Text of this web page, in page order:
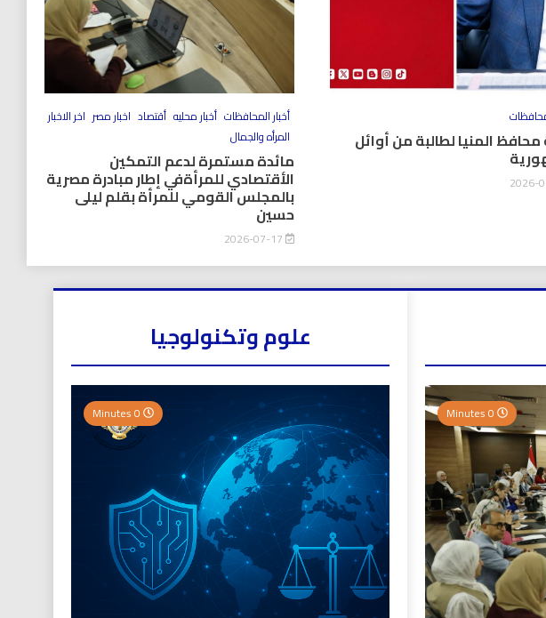
المنيا لطالبة من أوائل
أخبار المحافظات أخبار محليه أقتصاد اخبار مصر اخر الاخبار
المرأه والجمال
مائدة مستمرة لدعم التمكين
الأقتصادي للمرأةفي إطار مبادرة مصرية
بالمجلس القومي للمرأة بقلم ليلى
حسين
0 Minutes
علوم وتكنولوجيا
0 Minutes